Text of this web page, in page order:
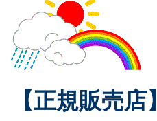
【正規販売店】